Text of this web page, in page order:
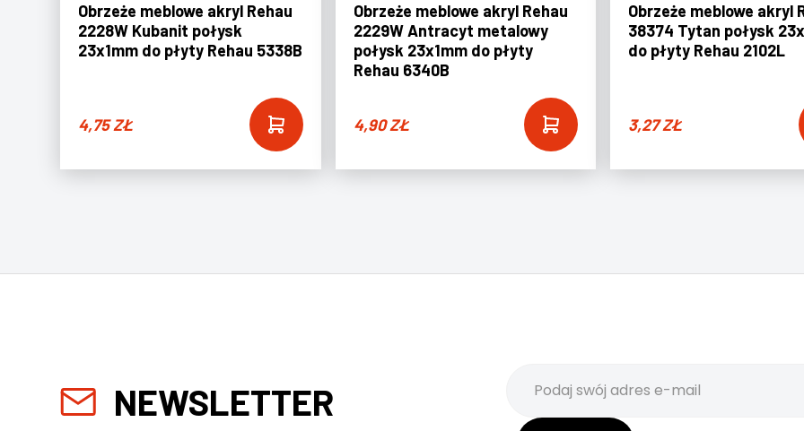
Obrzeże meblowe akryl Rehau
2228W Kubanit połysk
23x1mm do płyty Rehau 5338B
4,75ZŁ
Obrzeże meblowe akryl Rehau
2229W Antracyt metalowy
połysk 23x1mm do płyty
Rehau 6340B
4,90ZŁ
Obrzeże meblowe akryl
38374 Tytan połysk
do płyty Rehau 2102L
3,27ZŁ
NEWSLETTER